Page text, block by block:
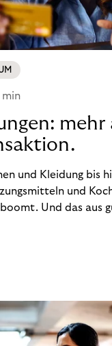
min
mehr
und Kleidung bis
und
Und das aus
es uns,
neue
Ihren Erfolg zu